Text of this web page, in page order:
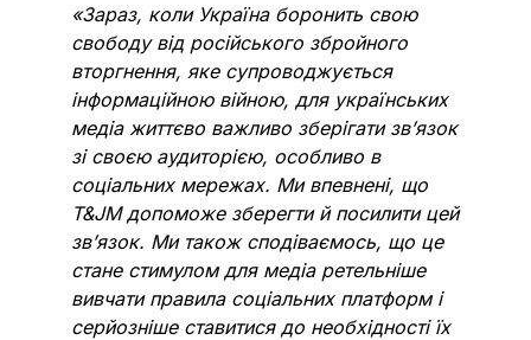
«Зараз, коли Україна боронить свою
свободу від російського збройного
вторгнення, яке супроводжується
інформаційною війною, для українських
медіа життєво важливо зберігати зв’язок
зі своєю аудиторією, особливо в
соціальних мережах. Ми впевнені, що
T&JM допоможе зберегти й посилити цей
зв’язок. Ми також сподіваємось, що це
стане стимулом для медіа ретельніше
вивчати правила соціальних платформ і
серйозніше ставитися до необхідності їх